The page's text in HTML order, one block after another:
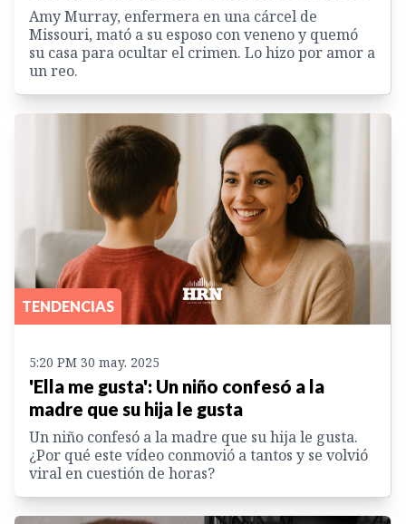
Amy Murray, enfermera en una cárcel de
Missouri, mató a su esposo con veneno y quemó
su casa para ocultar el crimen. Lo hizo por amor a
un reo.
TENDENCIAS
5:20 PM 30 may. 2025
'Ella me gusta': Un niño confesó a la
madre que su hija le gusta
Un niño confesó a la madre que su hija le gusta.
¿Por qué este vídeo conmovió a tantos y se volvió
viral en cuestión de horas?